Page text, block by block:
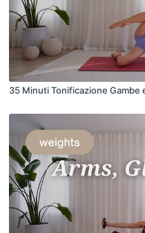
35 Minuti Tonificazione